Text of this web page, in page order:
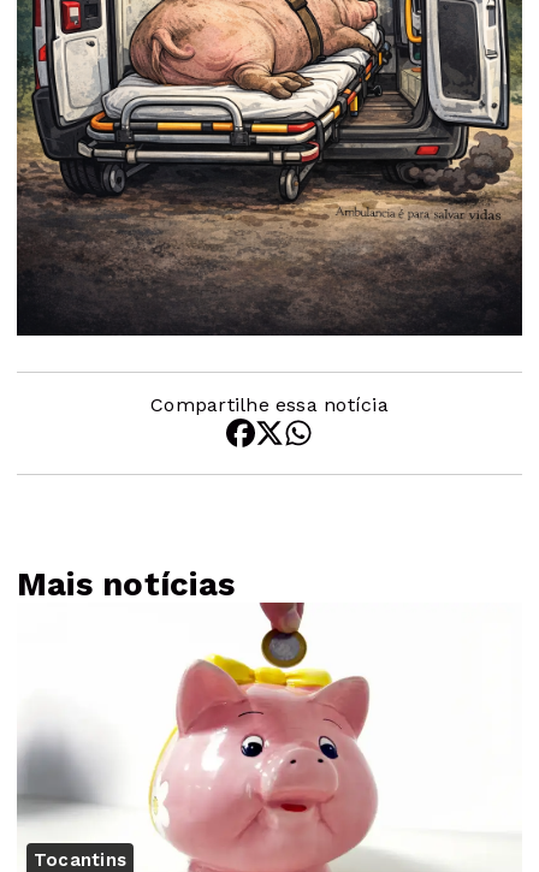
Compartilhe essa notícia
Mais notícias
Tocantins